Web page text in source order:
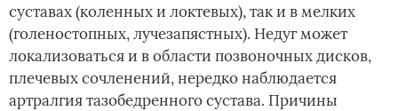
суставах (коленных и локтевых), так и в мелких
(голеностопных, лучезапястных). Недуг может
локализоваться и в области позвоночных дисков,
плечевых сочленений, нередко наблюдается
артралгия тазобедренного сустава. Причины